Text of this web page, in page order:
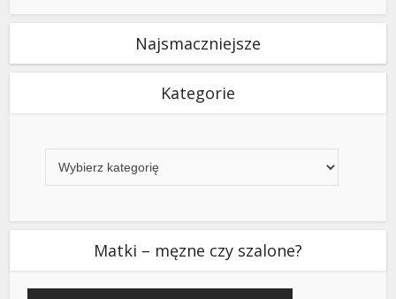
Najsmaczniejsze
Kategorie
Matki – męzne czy szalone?